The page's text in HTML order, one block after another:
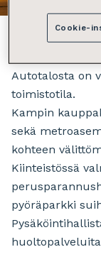
Autotalosta on
toimistotila.
Kampin
sekä
kohteen
Kiinteistössä
pyöräparkki
Cookie-